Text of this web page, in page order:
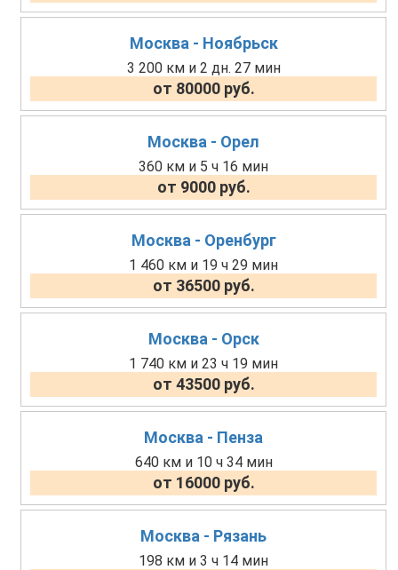
Москва - Ноябрьск
3 200 км и 2 дн. 27 мин
от 80000 руб.
Москва - Орел
360 км и 5 ч 16 мин
от 9000 руб.
Москва - Оренбург
1 460 км и 19 ч 29 мин
от 36500 руб.
Москва - Орск
1 740 км и 23 ч 19 мин
от 43500 руб.
Москва - Пенза
640 км и 10 ч 34 мин
от 16000 руб.
Москва - Рязань
198 км и 3 ч 14 мин